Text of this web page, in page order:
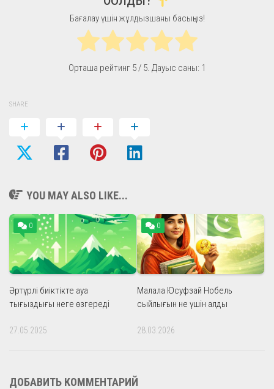
Бағалау үшін жұлдызшаны басыңыз!
Орташа рейтинг 5/ 5. Дауыс саны: 1
SHARE
YOU MAY ALSO LIKE...
0
Әртүрлі биіктікте ауа
тығыздығы неге өзгереді
27.05.2025
0
Малала Юсуфзай Нобель
сыйлығын не үшін алды
28.03.2026
ДОБАВИТЬ КОММЕНТАРИЙ